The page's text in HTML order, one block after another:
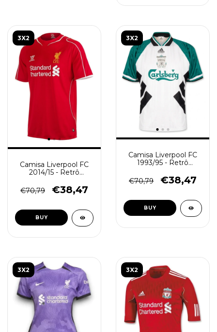
3X2
Camisa Liverpool FC
2014/15 - Retrô
€70,79
€38,47
BUY
3X2
Camisa Liverpool FC
1993/95 - Retrô
Verde
€70,79 €38,47
BUY
3X2 3X2